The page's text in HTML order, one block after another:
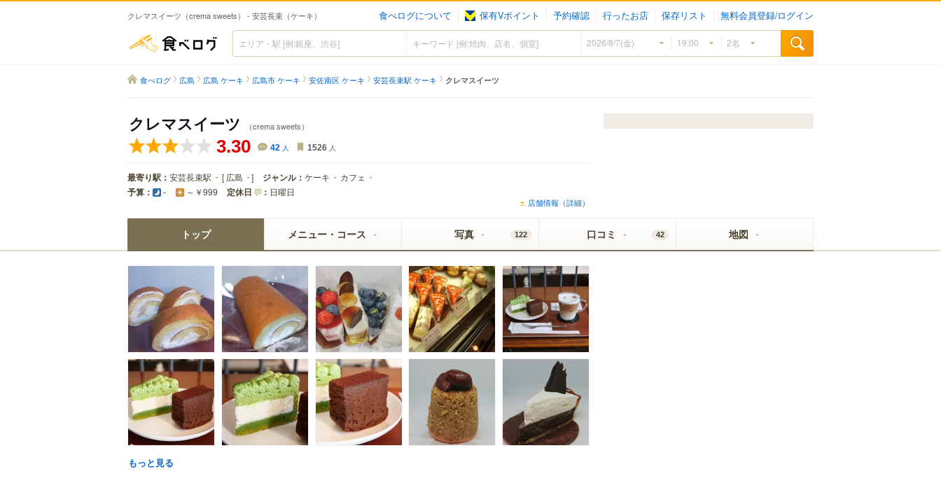
クレマスイーツ（crema sweets） - 安芸長束（ケーキ） 食べログについて 保有Vポイント 予約確認 行ったお店 保存リスト 無料会員登録/ログイン
食べログ
食べログ 広島 広島 ケーキ 広島市 ケーキ 安佐南区 ケーキ 安芸長束駅 ケーキ クレマスイーツ
クレマスイーツ （crema sweets）
3.30 42 人 1526 人
最寄り駅： 安芸長束駅 [ 広島 ] ジャンル： ケーキ カフェ
予算： - ～￥999 定休日 ： 日曜日
店舗情報（詳細）
トップ メニュー・コース 写真 122 口コミ 42 地図
もっと見る